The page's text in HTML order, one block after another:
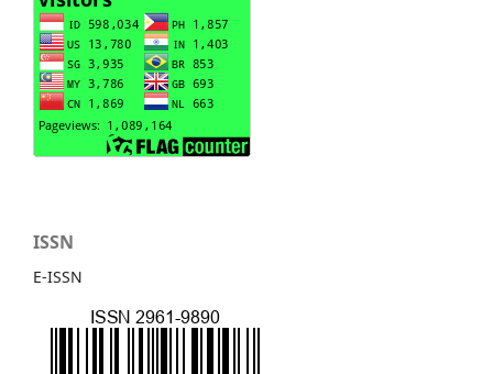
ISSN
E-ISSN